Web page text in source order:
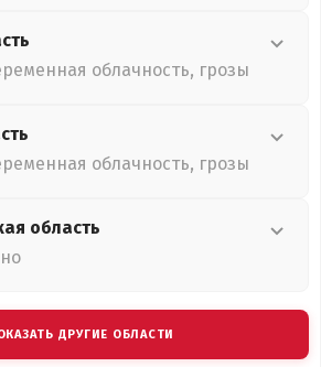
облачность, грозы
облачность, грозы
область
ДРУГИЕ ОБЛАСТИ